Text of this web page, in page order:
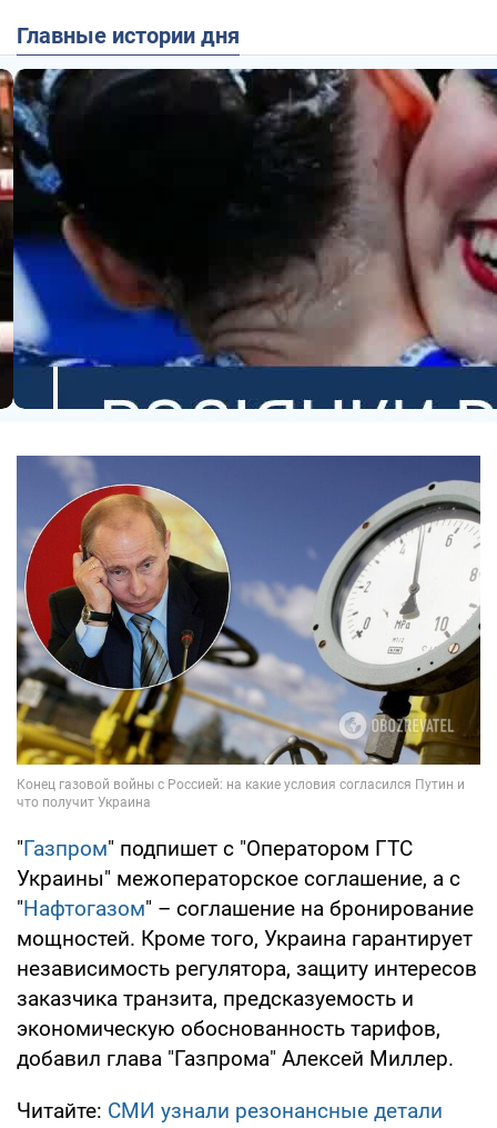
Главные истории дня
"Газпром" подпишет с "Оператором ГТС
Украины" межоператорское соглашение, а с
"Нафтогазом" – соглашение на бронирование
мощностей. Кроме того, Украина гарантирует
независимость регулятора, защиту интересов
заказчика транзита, предсказуемость и
экономическую обоснованность тарифов,
добавил глава "Газпрома" Алексей Миллер.
Читайте: СМИ узнали резонансные детали